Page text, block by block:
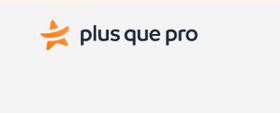
Plus que pro Mag'